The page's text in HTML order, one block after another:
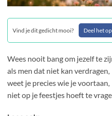
Vind je dit gedicht mooi? Deel het
Wees nooit bang om jezelf te
als men dat niet kan verdragen,
weet je precies wie je voortaan,
niet op je feestjes hoeft te